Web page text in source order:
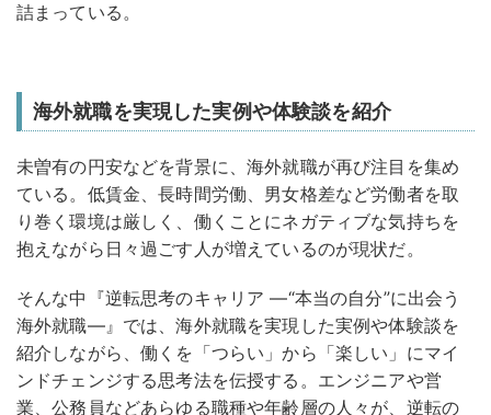
詰まっている。
海外就職を実現した実例や体験談を紹介
未曽有の円安などを背景に、海外就職が再び注目を集め
ている。低賃金、長時間労働、男女格差など労働者を取
り巻く環境は厳しく、働くことにネガティブな気持ちを
抱えながら日々過ごす人が増えているのが現状だ。
そんな中『逆転思考のキャリア ―“本当の自分”に出会う
海外就職―』では、海外就職を実現した実例や体験談を
紹介しながら、働くを「つらい」から「楽しい」にマイ
ンドチェンジする思考法を伝授する。エンジニアや営
業、公務員などあらゆる職種や年齢層の人々が、逆転の